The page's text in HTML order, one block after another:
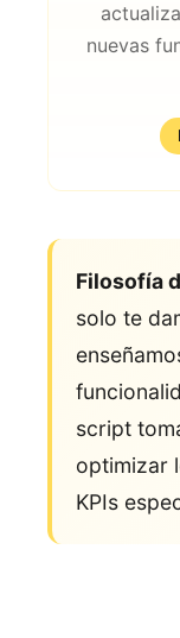
nuevas
Filosofía
solo te
script
optimizar
KPIs